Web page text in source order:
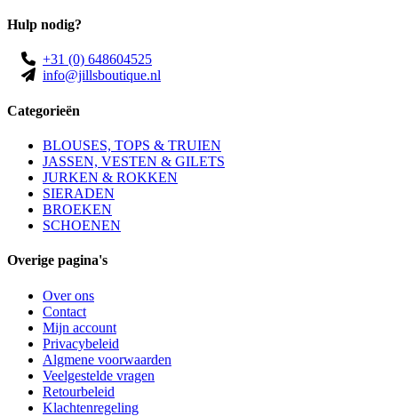
Hulp nodig?
+31 (0) 648604525
info@jillsboutique.nl
Categorieën
BLOUSES, TOPS & TRUIEN
JASSEN, VESTEN & GILETS
JURKEN & ROKKEN
SIERADEN
BROEKEN
SCHOENEN
Overige pagina's
Over ons
Contact
Mijn account
Privacybeleid
Algmene voorwaarden
Veelgestelde vragen
Retourbeleid
Klachtenregeling